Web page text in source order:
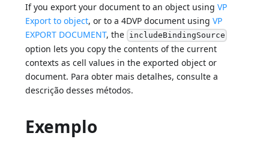
If you export your document to an object usingVP
Export to object, or to a 4DVP document usingVP
EXPORT DOCUMENT, the includeBindingSource
option lets you copy the contents of the current
contexts as cell values in the exported object or
document. Para obter mais detalhes, consulte a
descrição desses métodos.
Exemplo